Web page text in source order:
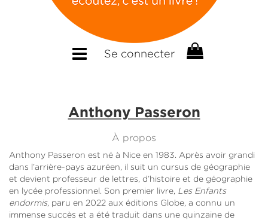
Se connecter
Anthony Passeron
À propos
Anthony Passeron est né à Nice en 1983. Après avoir grandi
dans l’arrière-pays azuréen, il suit un cursus de géographie
et devient professeur de lettres, d’histoire et de géographie
en lycée professionnel. Son premier livre, Les Enfants
endormis, paru en 2022 aux éditions Globe, a connu un
immense succès et a été traduit dans une quinzaine de